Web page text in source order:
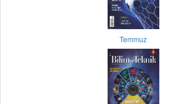
Temmuz